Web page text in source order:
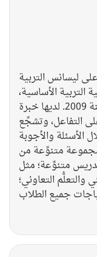
ليسانس التربية
التربية الأساسية،
قسم اللغة الإنجليزية بجامعة سوهاج سنة 2009. لديها خبرة
التفاعل، وتشجِّع
الأسئلة والأجوبة
متنوِّعة من
متنوِّعة؛ مثل
التعاوني؛